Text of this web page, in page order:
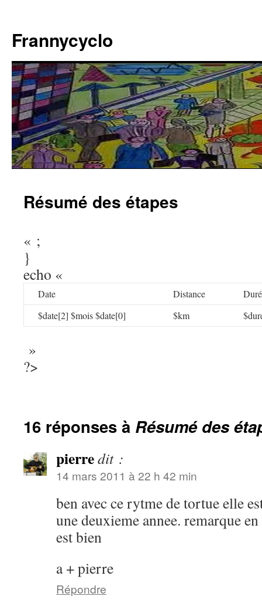
contenu
Frannycyclo
Résumé des étapes
« ;
}
echo «
Date Distance
$date[2] $mois $date[0]
$km
»
?>
16 réponses à Résumé des
pierredit :
14 mars 2011 à 22 h 42 min
ben avec ce rytme de tortue elle
une deuxieme annee. remarque
est bien
a + pierre
Répondre